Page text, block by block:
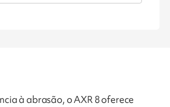
à abrasão, o AXR 8 oferece